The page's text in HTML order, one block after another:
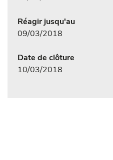
Réagir jusqu'au
09/03/2018
Date de clôture
10/03/2018